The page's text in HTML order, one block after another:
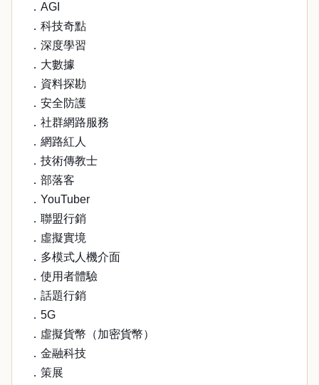
．AGI
．科技奇點
．深度學習
．大數據
．資料探勘
．安全防護
．社群網路服務
．網路紅人
．技術傳教士
．部落客
．YouTuber
．聯盟行銷
．虛擬實境
．多模式人機介面
．使用者體驗
．話題行銷
．5G
．虛擬貨幣（加密貨幣）
．金融科技
．策展